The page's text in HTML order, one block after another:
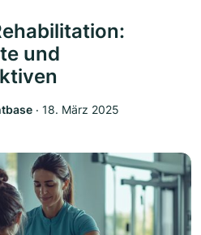
und
‧ 18. März 2025